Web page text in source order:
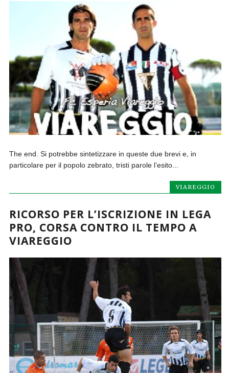
The end. Si potrebbe sintetizzare in queste due brevi e, in
particolare per il popolo zebrato, tristi parole l’esito...
VIAREGGIO
RICORSO PER L’ISCRIZIONE IN LEGA
PRO, CORSA CONTRO IL TEMPO A
VIAREGGIO